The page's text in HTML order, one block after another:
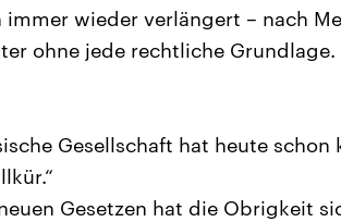
immer wieder verlängert – nach
ohne jede rechtliche
Gesellschaft hat heute
Gesetzen hat die Obrigkeit